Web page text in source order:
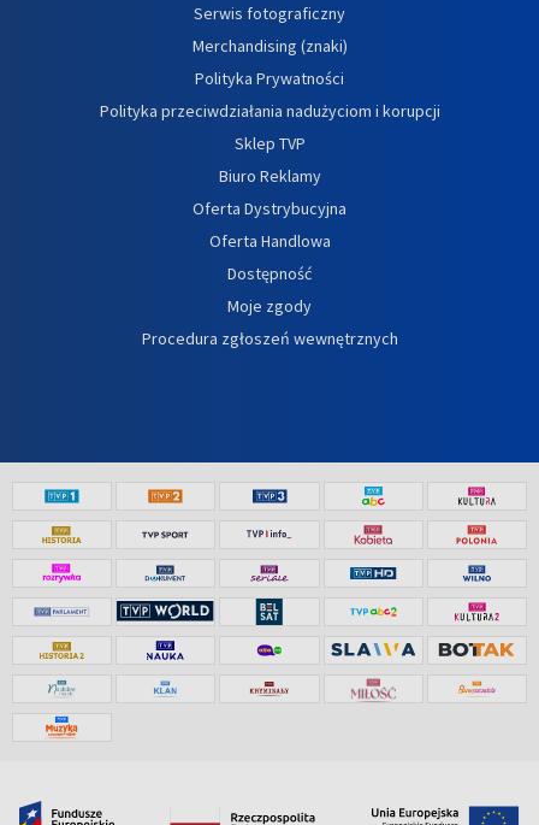
Serwis fotograficzny
Merchandising (znaki)
Polityka Prywatności
Polityka przeciwdziałania nadużyciom i korupcji
Sklep TVP
Biuro Reklamy
Oferta Dystrybucyjna
Oferta Handlowa
Dostępność
Moje zgody
Procedura zgłoszeń wewnętrznych